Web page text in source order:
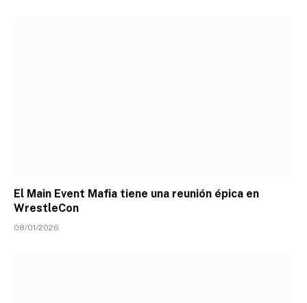
El Main Event Mafia tiene una reunión épica en
WrestleCon
08/01/2026